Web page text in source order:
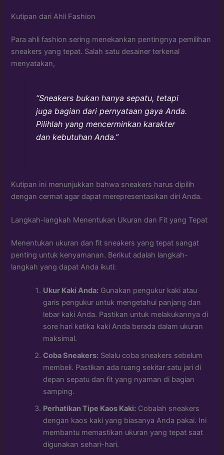
Kutipan dari Ahli Fashion
Para ahli fashion sering menekankan pentingnya pemilihan
sneakers yang tepat. Salah satu desainer terkenal
menyatakan,
“Sneakers bukan hanya sepatu, tetapi
juga bagian dari pernyataan gaya Anda.
Pilihlah yang mencerminkan karakter
dan kebutuhan Anda.”
Kutipan ini menunjukkan bahwa sneakers harus dipilih
dengan cermat agar dapat merepresentasikan diri Anda.
Langkah-langkah Menentukan Ukuran dan Fit yang Tepat
Menentukan ukuran dan fit sneakers yang tepat sangat
penting untuk kenyamanan. Berikut adalah langkah-
langkah yang dapat Anda ikuti:
Ukur Kaki Anda: Gunakan pengukur kaki atau
garis pengukur untuk mengetahui panjang dan
lebar kaki Anda. Pastikan untuk melakukannya di
sore hari ketika kaki Anda berada dalam ukuran
maksimal.
Coba Sneakers: Selalu coba sneakers sebelum
membeli. Pastikan ada ruang sekitar satu jari di
depan sepatu dan fit yang nyaman di bagian
samping.
Perhatikan Tipe Kaos Kaki: Cobalah sneakers
dengan kaos kaki yang biasanya Anda pakai. Ini
membantu memastikan ukuran yang tepat saat
digunakan sehari-hari.